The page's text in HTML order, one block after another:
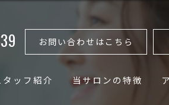
お問い合わせはこちら
タッフ紹介 当サロンの特徴